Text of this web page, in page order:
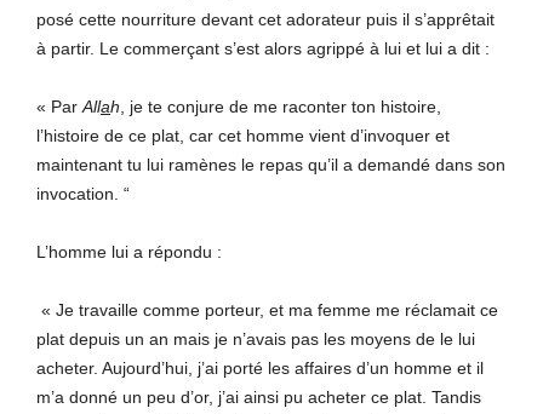
posé cette nourriture devant cet adorateur puis il s’apprêtait
à partir. Le commerçant s’est alors agrippé à lui et lui a dit :
« Par Allah , je te conjure de me raconter ton histoire,
l’histoire de ce plat, car cet homme vient d’invoquer et
maintenant tu lui ramènes le repas qu’il a demandé dans son
invocation. “
L’homme lui a répondu :
« Je travaille comme porteur, et ma femme me réclamait ce
plat depuis un an mais je n’avais pas les moyens de le lui
acheter. Aujourd’hui, j’ai porté les affaires d’un homme et il
m’a donné un peu d’or, j’ai ainsi pu acheter ce plat. Tandis